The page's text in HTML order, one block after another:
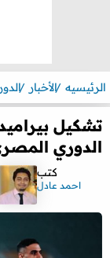
الرئيسيه الأخبار
تشكيل
الدوري
كتب
احمد عادل